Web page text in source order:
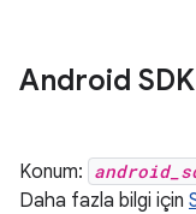
Android
Konum:
Daha fazla bilgi için